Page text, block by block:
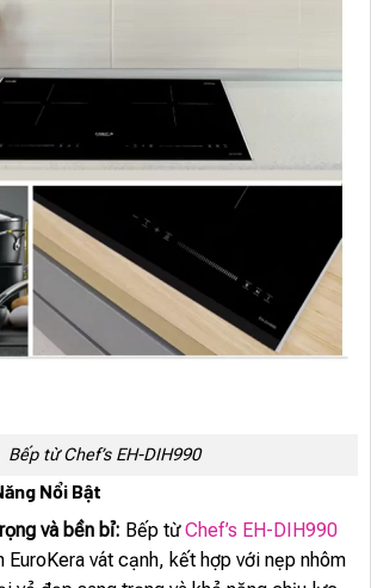
Bếp từ Chef’s EH-DIH990
Nổi Bật
và bền bỉ: Bếp từChef’s EH-DIH990
EuroKera vát cạnh, kết hợp với nẹp nhôm